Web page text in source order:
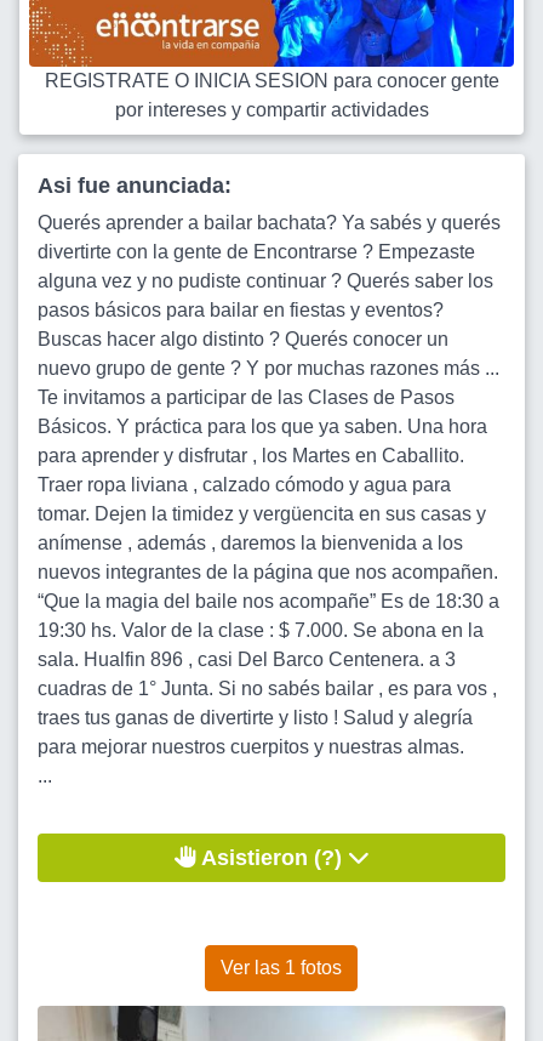
REGISTRATE O INICIA SESION para conocer gente
por intereses y compartir actividades
Asi fue anunciada:
Querés aprender a bailar bachata? Ya sabés y querés
divertirte con la gente de Encontrarse ? Empezaste
alguna vez y no pudiste continuar ? Querés saber los
pasos básicos para bailar en fiestas y eventos?
Buscas hacer algo distinto ? Querés conocer un
nuevo grupo de gente ? Y por muchas razones más ...
Te invitamos a participar de las Clases de Pasos
Básicos. Y práctica para los que ya saben. Una hora
para aprender y disfrutar , los Martes en Caballito.
Traer ropa liviana , calzado cómodo y agua para
tomar. Dejen la timidez y vergüencita en sus casas y
anímense , además , daremos la bienvenida a los
nuevos integrantes de la página que nos acompañen.
“Que la magia del baile nos acompañe” Es de 18:30 a
19:30 hs. Valor de la clase : $ 7.000. Se abona en la
sala. Hualfin 896 , casi Del Barco Centenera. a 3
cuadras de 1° Junta. Si no sabés bailar , es para vos ,
traes tus ganas de divertirte y listo ! Salud y alegría
para mejorar nuestros cuerpitos y nuestras almas.
...
Asistieron (?)
Ver las 1 fotos